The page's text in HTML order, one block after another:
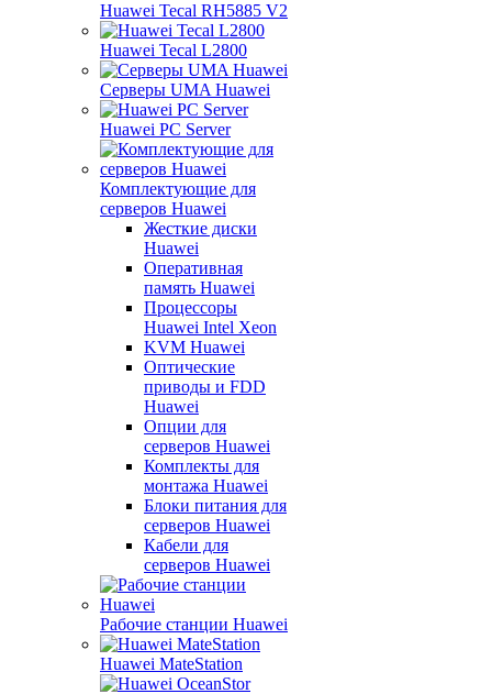
Huawei Tecal RH5885 V2
Huawei Tecal L2800
Серверы UMA Huawei
Huawei PC Server
Комплектующие для
серверов Huawei
Жесткие диски
Huawei
Оперативная
память Huawei
Процессоры
Huawei Intel Xeon
KVM Huawei
Оптические
приводы и FDD
Huawei
Опции для
серверов Huawei
Комплекты для
монтажа Huawei
Блоки питания для
серверов Huawei
Кабели для
серверов Huawei
Рабочие станции Huawei
Huawei MateStation